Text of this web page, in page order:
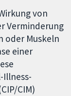
von
Verminderung
oder Muskeln
einer
CIM)